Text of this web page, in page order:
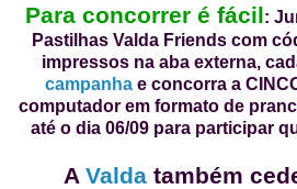
Para concorrer é fácil:
Pastilhas Valda Friends com
impressos na aba externa,
campanhae concorra a
computador em formato de
até o dia 06/09 para participar
A Valda também